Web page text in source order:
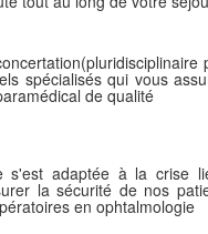
spécialisés qui vous
de qualité
s'est adaptée à la crise
la sécurité de nos
en ophtalmologie